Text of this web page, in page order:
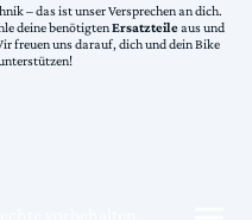
– das ist unser Versprechen an dich.
deine benötigtenErsatzteileaus und
freuen uns darauf, dich und dein Bike